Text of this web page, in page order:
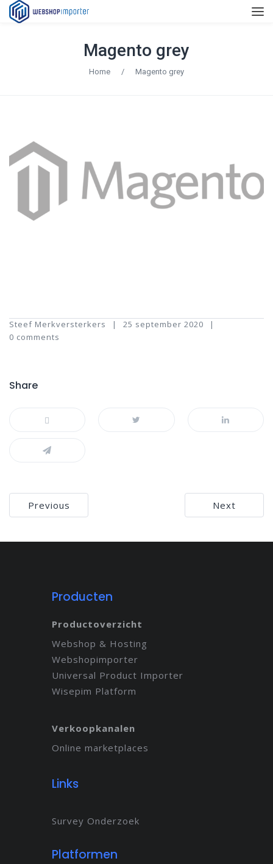
Magento grey
Home / Magento grey
Steef Merkversterkers
25 september 2020
0 comments
Share
Bericht
navigatie
Previous Next
Producten
Productoverzicht
Webshop & Hosting
Webshopimporter
Universal Product Importer
Wisepim Platform
Verkoopkanalen
Online marketplaces
Links
Survey Onderzoek
Platformen